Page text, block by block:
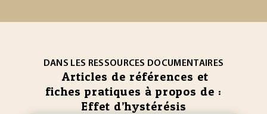
DANS LES RESSOURCES DOCUMENTAIRES
Articles de références et
fiches pratiques à propos de :
Effet d’hystérésis